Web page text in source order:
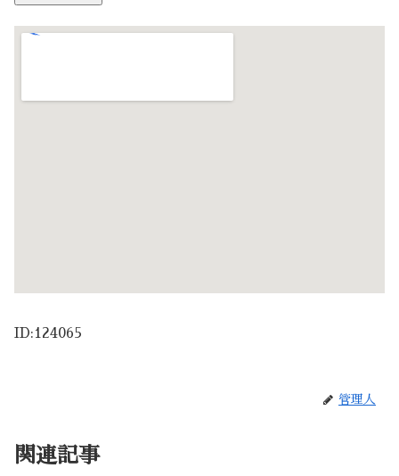
ID:124065
管理人
関連記事